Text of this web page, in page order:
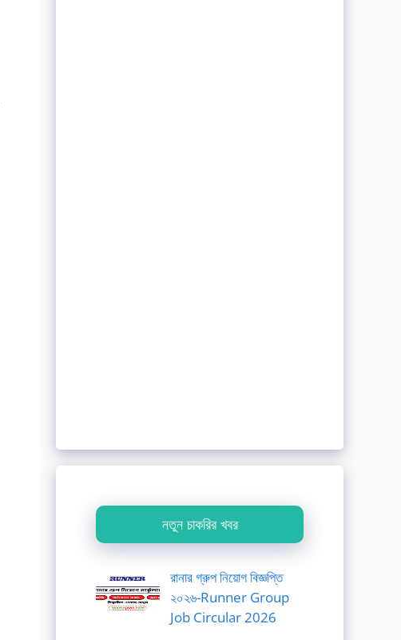
নতুন চাকরির খবর
রানার গ্রুপ নিয়োগ বিজ্ঞপ্তি
২০২৬-Runner Group
Job Circular 2026